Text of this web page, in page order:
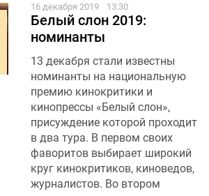
16 декабря 2019 13:30
Белый слон 2019:
номинанты
13 декабря стали известны
номинанты на национальную
премию кинокритики и
кинопрессы «Белый слон»,
присуждение которой проходит
в два тура. В первом своих
фаворитов выбирает широкий
круг кинокритиков, киноведов,
журналистов. Во втором